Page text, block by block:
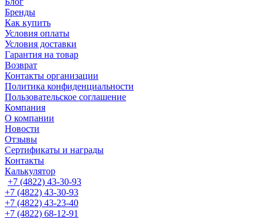
Бренды
Как купить
Условия оплаты
Условия доставки
Гарантия на товар
Возврат
Контакты организации
Политика конфиденциальности
Пользовательское соглашение
Компания
О компании
Новости
Отзывы
Сертификаты и награды
Контакты
Калькулятор
+7 (4822) 43-30-93
+7 (4822) 43-30-93
+7 (4822) 43-23-40
+7 (4822) 68-12-91